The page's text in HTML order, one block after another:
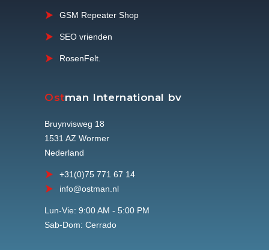
GSM Repeater Shop
SEO vrienden
RosenFelt.
Ostman International bv
Bruynvisweg 18
1531 AZ Wormer
Nederland
+31(0)75 771 67 14
info@ostman.nl
Lun-Vie: 9:00 AM - 5:00 PM
Sab-Dom: Cerrado